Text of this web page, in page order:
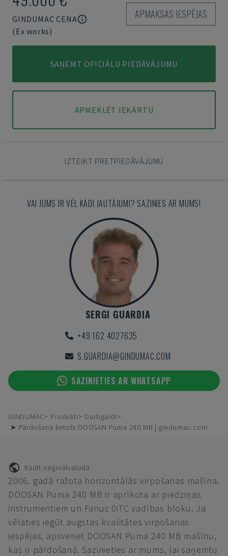
GINDUMAC CENA
(Ex works)
APMAKSAS IESPĒJAS
SAŅEMT OFICIĀLU PIEDĀVĀJUMU
APMEKLĒT IEKĀRTU
IZTEIKT PRETPIEDĀVĀJUMU
VAI JUMS IR VĒL KĀDI JAUTĀJUMI? SAZINIES AR MUMS!
SERGI GUARDIA
+49 162 4027635
S.GUARDIA@GINDUMAC.COM
SAZINIETIES AR WHATSAPP
GINDUMAC Produkti
Darbgaldi
➤ Pārdošanā lietots DOOSAN Puma 240 MB | gindumac.com
Rādīt oriģinālvalodā
2006. gadā ražota horizontālās virpošanas mašīna.
DOOSAN Puma 240 MB ir aprīkota ar piedziņas
instrumentiem un Fanuc 0iTC vadības bloku. Ja
vēlaties iegūt augstas kvalitātes virpošanas
iespējas, apsveriet DOOSAN Puma 240 MB mašīnu,
kas ir pārdošanā. Sazinieties ar mums, lai saņemtu